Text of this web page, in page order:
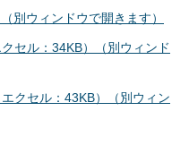
別ウィンドウで開きます）
セル：34KB）（別ウィンド
クセル：43KB）（別ウィン